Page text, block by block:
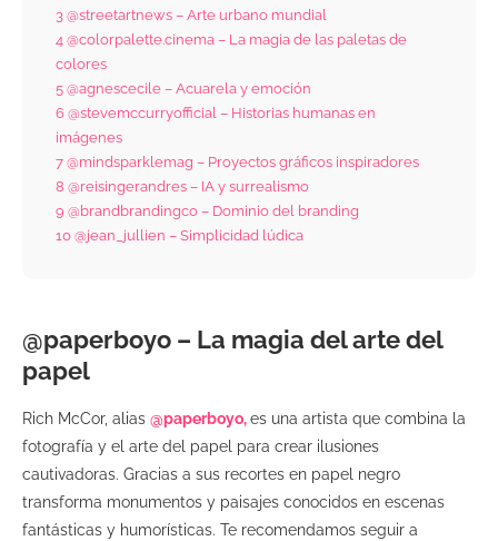
3 @streetartnews – Arte urbano mundial
4 @colorpalette.cinema – La magia de las paletas de
colores
5@agnescecile – Acuarela y emoción
6@stevemccurryofficial – Historias humanas en
imágenes
7@mindsparklemag – Proyectos gráficos inspiradores
8 @reisingerandres – IA y surrealismo
9 @brandbrandingco – Dominio del branding
10@jean_jullien – Simplicidad lúdica
@paperboyo – La magia del arte del
papel
Rich McCor, alias @paperboyo,es una artista que combina la
fotografía y el arte del papel para crear ilusiones
cautivadoras. Gracias a sus recortes en papel negro
transforma monumentos y paisajes conocidos en escenas
fantásticas y humorísticas. Te recomendamos seguir a